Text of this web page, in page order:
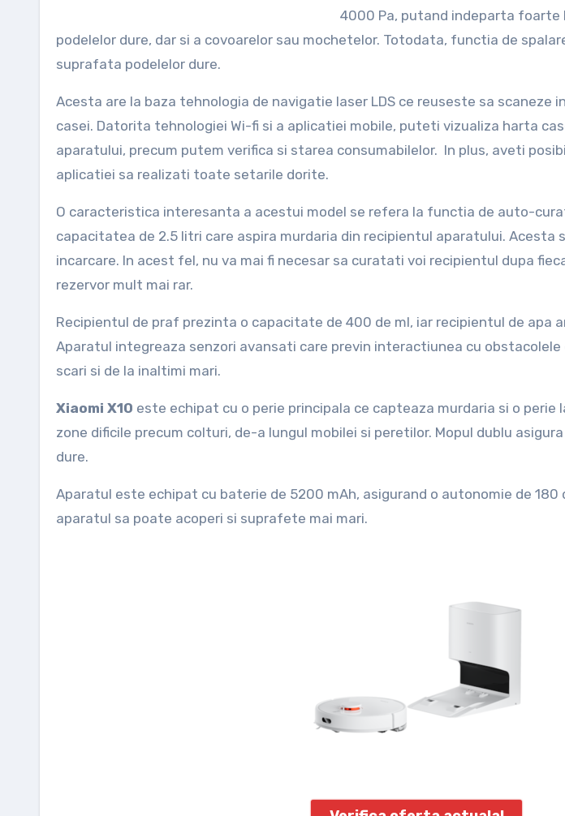
4000 Pa, putand indeparta foarte
podelelor dure, dar si a covoarelor sau mochetelor. Totodata, functia de
suprafata podelelor dure.
Acesta are la baza tehnologia de navigatie laser LDS ce reuseste sa scaneze
casei. Datorita tehnologiei Wi-fi si a aplicatiei mobile, puteti vizualiza harta
aparatului, precum putem verifica si starea consumabilelor. In plus, aveti
aplicatiei sa realizati toate setarile dorite.
O caracteristica interesanta a acestui model se refera la functia de auto-
capacitatea de 2.5 litri care aspira murdaria din recipientul aparatului. Acesta
incarcare. In acest fel, nu va mai fi necesar sa curatati voi recipientul dupa
rezervor mult mai rar.
Recipientul de praf prezinta o capacitate de 400 de ml, iar recipientul de apa
Aparatul integreaza senzori avansati care previn interactiunea cu obstacolele
scari si de la inaltimi mari.
Xiaomi X10 este echipat cu o perie principala ce capteaza murdaria si o perie
zone dificile precum colturi, de-a lungul mobilei si peretilor. Mopul dublu
dure.
Aparatul este echipat cu baterie de 5200 mAh, asigurand o autonomie de 180
aparatul sa poate acoperi si suprafete mai mari.